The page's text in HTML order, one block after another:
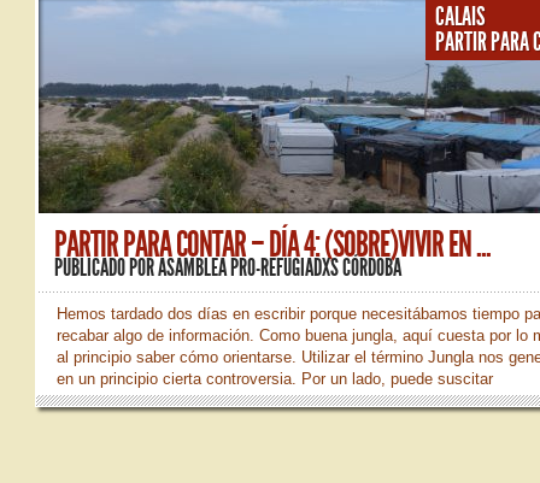
CALAIS
PARTIR PARA
PARTIR PARA CONTAR – DÍA 4: (SOBRE)VIVIR EN ...
PUBLICADO PORASAMBLEA PRO-REFUGIADXS CÓRDOBA
Hemos tardado dos días en escribir porque necesitábamos tiempo
recabar algo de información. Como buena jungla, aquí cuesta por lo
al principio saber cómo orientarse. Utilizar el término Jungla nos
en un principio cierta controversia. Por un lado, puede suscitar
connotaciones negativas del lugar. Pero, por otro lado, hemos